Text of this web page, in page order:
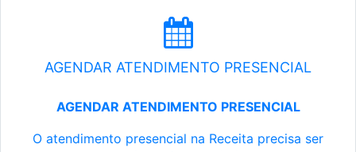
AGENDAR ATENDIMENTO PRESENCIAL
AGENDAR ATENDIMENTO PRESENCIAL
O atendimento presencial na Receita precisa ser